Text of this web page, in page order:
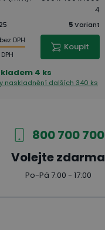
4
5Variant
bez DPH
Koupit
4 ks
naskladnění dalších 340 ks
800 700 700
Volejte zdarma
Po-Pá 7:00 - 17:00